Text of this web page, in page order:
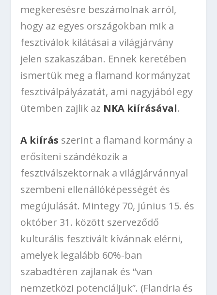
megkeresésre beszámolnak arról,
hogy az egyes országokban mik a
fesztiválok kilátásai a világjárvány
jelen szakaszában. Ennek keretében
ismertük meg a flamand kormányzat
fesztiválpályázatát, ami nagyjából egy
ütemben zajlik az NKA kiírásával.
A kiírás szerint a flamand kormány a
erősíteni szándékozik a
fesztiválszektornak a világjárvánnyal
szembeni ellenállóképességét és
megújulását. Mintegy 70, június 15. és
október 31. között szerveződő
kulturális fesztivált kívánnak elérni,
amelyek legalább 60%-ban
szabadtéren zajlanak és “van
nemzetközi potenciáljuk”. (Flandria és